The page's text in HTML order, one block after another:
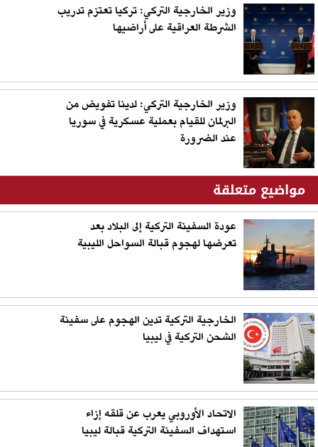
وزير الخارجية التركي: تركيا تعتزم تدريب
الشرطة العراقية على أراضيها
وزير الخارجية التركي: لدينا تفويض من
البرلمان للقيام بعملية عسكرية في سوريا
عند الضرورة
مواضيع متعلقة
عودة السفينة التركية إلى البلاد بعد
تعرضها لهجوم قبالة السواحل الليبية
الخارجية التركية تدين الهجوم على سفينة
الشحن التركية في ليبيا
الاتحاد الأوروبي يعرب عن قلقه إزاء
استهداف السفينة التركية قبالة ليبيا